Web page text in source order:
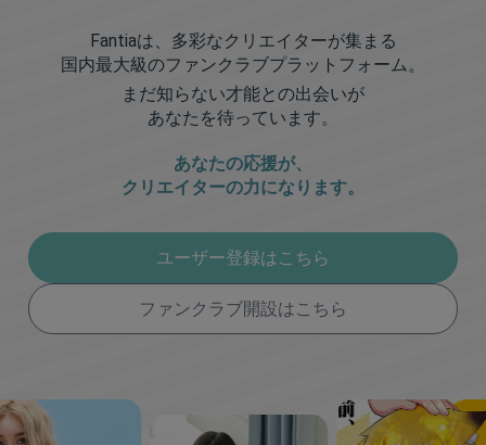
Fantiaは、多彩なクリエイターが集まる
国内最大級のファンクラブプラットフォーム。
まだ知らない才能との出会いが
あなたを待っています。
あなたの応援が、
クリエイターの力になります。
ユーザー登録はこちら
ファンクラブ開設はこちら